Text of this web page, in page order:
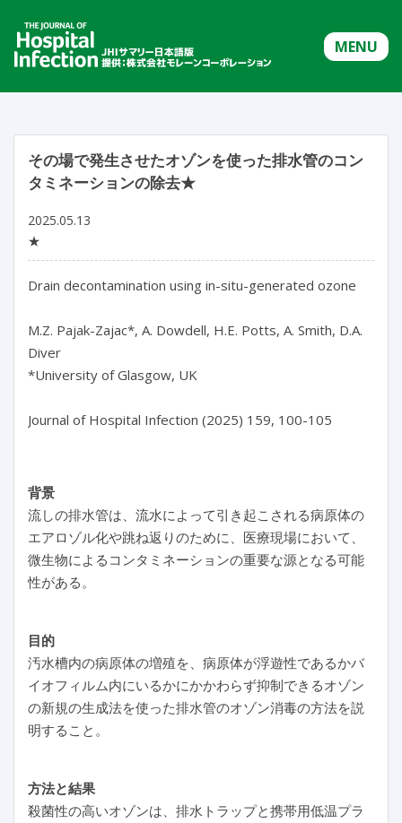
MENU
その場で発生させたオゾンを使った排水管のコン
タミネーションの除去★
2025.05.13
★
Drain decontamination using in-situ-generated ozone
M.Z. Pajak-Zajac*, A. Dowdell, H.E. Potts, A. Smith, D.A.
Diver
*University of Glasgow, UK
背景
流しの排水管は、流水によって引き起こされる病原体の
エアロゾル化や跳ね返りのために、医療現場において、
微生物によるコンタミネーションの重要な源となる可能
性がある。
目的
汚水槽内の病原体の増殖を、病原体が浮遊性であるかバ
イオフィルム内にいるかにかかわらず抑制できるオゾン
の新規の生成法を使った排水管のオゾン消毒の方法を説
明すること。
方法と結果
殺菌性の高いオゾンは、排水トラップと携帯用低温プラ